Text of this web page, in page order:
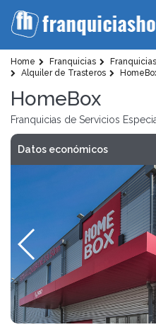
Home Franquicias
Alquiler de Trasteros
HomeBox
Franquicias de Servicios
Datos económicos